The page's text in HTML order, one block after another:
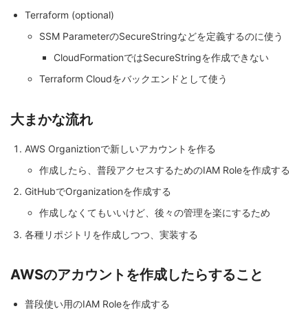
Terraform (optional)
SSM ParameterのSecureStringなどを定義するのに使う
CloudFormationではSecureStringを作成できない
Terraform Cloudをバックエンドとして使う
大まかな流れ
AWS Organiztionで新しいアカウントを作る
作成したら、普段アクセスするためのIAM Roleを作成する
GitHubでOrganizationを作成する
作成しなくてもいいけど、後々の管理を楽にするため
各種リポジトリを作成しつつ、実装する
AWSのアカウントを作成したらすること
普段使い用のIAM Roleを作成する